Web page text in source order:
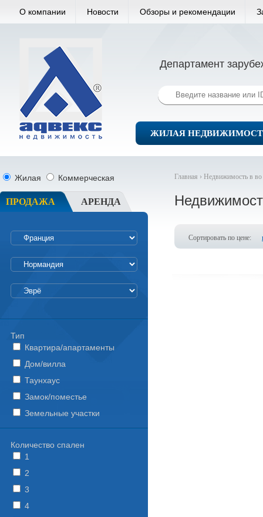
О компании Новости Обзоры и рекомендации
Департамент
ЖИЛАЯ
Главная › Недвижимость в
Сортировать по цене:
Жилая Коммерческая
ПРОДАЖА АРЕНДА
Тип
Квартира/апартаменты
Дом/вилла
Таунхаус
Замок/поместье
Земельные участки
Количество спален
1
2
3
4